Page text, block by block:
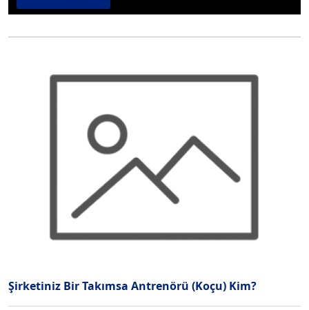
Şirketiniz Bir Takımsa Antrenörü (Koçu) Kim?